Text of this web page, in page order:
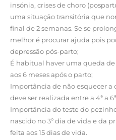
insónia, crises de choro
uma situação transitória que
final de 2 semanas. Se se
melhor é procurar ajuda pois
depressão pós-parto;
É habitual haver uma queda
aos 6 meses após o parto;
Importância de não esquecer
deve ser realizada entre a 4ª a
Importância do teste do
nascido no 3º dia de vida e da
feita aos 15 dias de vida.